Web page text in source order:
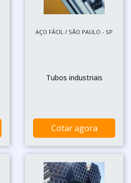
AÇO FÁCIL / SÃO PAULO - SP
Tubos industriais
Cotar agora